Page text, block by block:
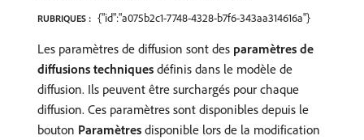
RUBRIQUES : {"id":"a075b2c1-7748-4328-b7f6-343aa314616a"}
Les paramètres de diffusion sont des paramètres de
diffusions techniques définis dans le modèle de
diffusion. Ils peuvent être surchargés pour chaque
diffusion. Ces paramètres sont disponibles depuis le
bouton Paramètres disponible lors de la modification